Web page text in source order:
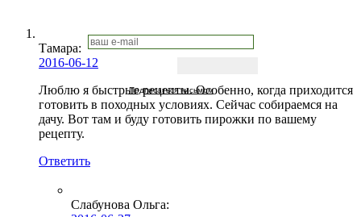
Подписаться письмом
Тамара:
2016-06-12
Люблю я быстрые рецепты. Особенно, когда приходится
готовить в походных условиях. Сейчас собираемся на
дачу. Вот там и буду готовить пирожки по вашему
рецепту.
Ответить
Слабунова Ольга: